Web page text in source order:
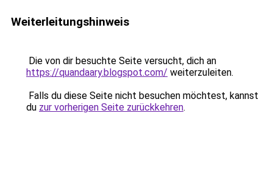
Weiterleitungshinweis
Die von dir besuchte Seite versucht, dich an
https://quandaary.blogspot.com/ weiterzuleiten.
Falls du diese Seite nicht besuchen möchtest, kannst
du zur vorherigen Seite zurückkehren.